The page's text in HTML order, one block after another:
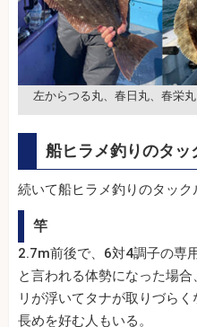
左からつる丸、春日丸、春栄丸
船ヒラメ釣りのタッ
続いて船ヒラメ釣りのタック
竿
2.7m前後で、6対4調子の専
と言われる体勢になった場
リが浮いてタナが取りづら
長めを好む人もいる。